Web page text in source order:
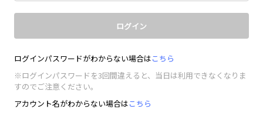
ログイン
ログインパスワードがわからない場合はこちら
※ログインパスワードを3回間違えると、当日は利用できなくなりま
すのでご注意ください。
アカウント名がわからない場合はこちら